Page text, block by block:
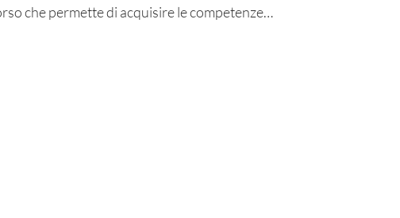
che permette di acquisire le competenze…